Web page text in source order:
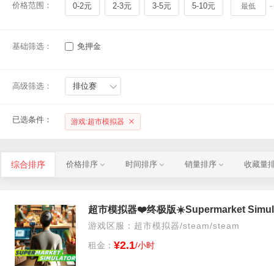
价格范围： 0-2元 2-3元 3-5元 5-10元 -
基础筛选： 免押金
高级筛选： 排位赛
已选条件： 游戏:超市模拟器
综合排序 价格排序 时间排序 销量排序 收藏量
超市模拟器❤️终极版☀️Supermarket
游戏区服：超市模拟器/steam/steam
租金： ¥2.1/小时